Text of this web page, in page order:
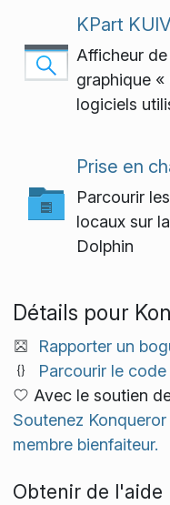
KPart
Afficheur
graphique «
logiciels
Prise en
Parcourir
locaux sur
Dolphin
Détails pour
Rapporter un
Parcourir le
Avec le soutien
Soutenez
membre bienfaiteur.
Obtenir de l'aide